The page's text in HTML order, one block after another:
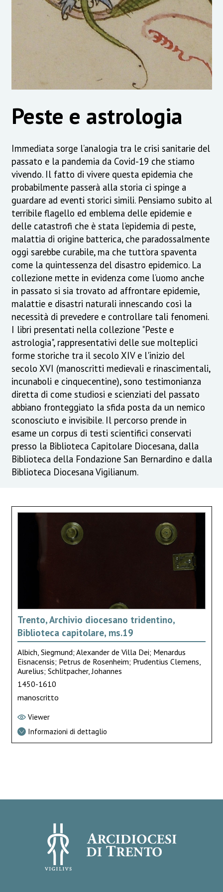
Peste e astrologia
Immediata sorge l’analogia tra le crisi sanitarie del
passato e la pandemia da Covid-19 che stiamo
vivendo. Il fatto di vivere questa epidemia che
probabilmente passerà alla storia ci spinge a
guardare ad eventi storici simili. Pensiamo subito al
terribile flagello ed emblema delle epidemie e
delle catastrofi che è stata l’epidemia di peste,
malattia di origine batterica, che paradossalmente
oggi sarebbe curabile, ma che tutt’ora spaventa
come la quintessenza del disastro epidemico. La
collezione mette in evidenza come l’uomo anche
in passato si sia trovato ad affrontare epidemie,
malattie e disastri naturali innescando così la
necessità di prevedere e controllare tali fenomeni.
I libri presentati nella collezione "Peste e
astrologia", rappresentativi delle sue molteplici
forme storiche tra il secolo XIV e l'inizio del
secolo XVI (manoscritti medievali e rinascimentali,
incunaboli e cinquecentine), sono testimonianza
diretta di come studiosi e scienziati del passato
abbiano fronteggiato la sfida posta da un nemico
sconosciuto e invisibile. Il percorso prende in
esame un corpus di testi scientifici conservati
presso la Biblioteca Capitolare Diocesana, dalla
Biblioteca della Fondazione San Bernardino e dalla
Biblioteca Diocesana Vigilianum.
Trento, Archivio diocesano tridentino,
Biblioteca capitolare, ms.19
Albich, Siegmund; Alexander de Villa Dei; Menardus
Eisnacensis; Petrus de Rosenheim; Prudentius Clemens,
Aurelius; Schlitpacher, Johannes
1450-1610
manoscritto
Viewer
Informazioni di dettaglio